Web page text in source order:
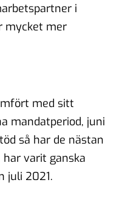
i
mycket mer
med sitt
mandatperiod, juni
så har de nästan
har varit ganska
juli 2021.